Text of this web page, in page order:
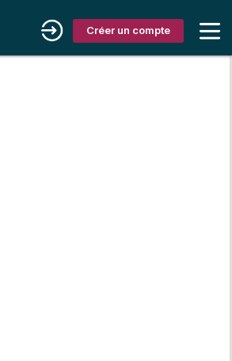
Créer un compte